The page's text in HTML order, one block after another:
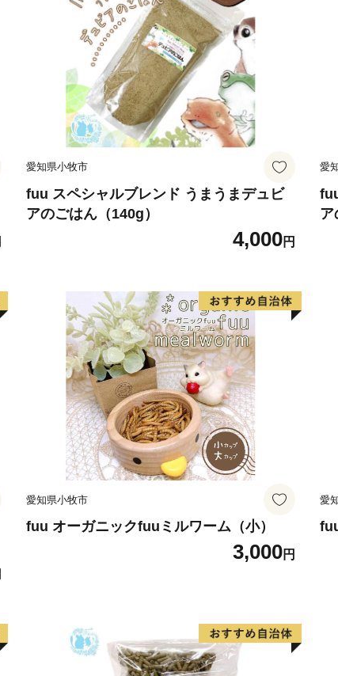
昔から川の水を引き込んだ
そうした水場は、さまざま
なかでも”なまず”は、いた
うです。
昔の子どもたちにとって、
家に持って帰れば食材とし
でした。
この川に親しんできた歴史
吉川が「なまずの里」とい
愛知県小牧市
fuu スペシャルブレンド うまうまデュビ
アのごはん（140g）
4,000円
愛
ア
愛知県小牧市
fuu オーガニックfuuミルワーム（小）
3,000円
愛